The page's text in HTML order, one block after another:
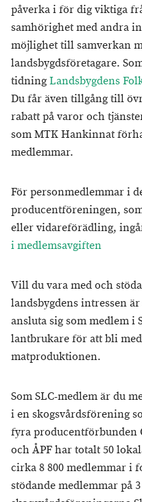
påverka i för dig viktiga
samhörighet med andra
möjlighet till samverkan
landsbygdsföretagare.
tidningLandsbygdens
Du får även tillgång till
rabatt på varor och
som MTK Hankinnat
medlemmar.
För personmedlemmar i
producentföreningen,
eller vidareförädling,
i medlemsavgiften
Vill du vara med och
landsbygdens intressen
ansluta sig som medlem i
lantbrukare för att bli
matproduktionen.
Som SLC-medlem är du
i en skogsvårdsförening
fyra producentförbunden
och ÅPF har totalt 50
cirka 8 800 medlemmar i
stödande medlemmar på